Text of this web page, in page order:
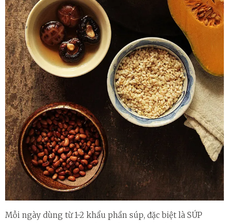
Mỗi ngày dùng từ 1-2 khẩu phần súp, đặc biệt là SÚP